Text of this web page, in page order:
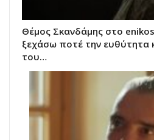
Θέμος Σκανδάμης στο
ξεχάσω ποτέ την ευθύτητα
του…